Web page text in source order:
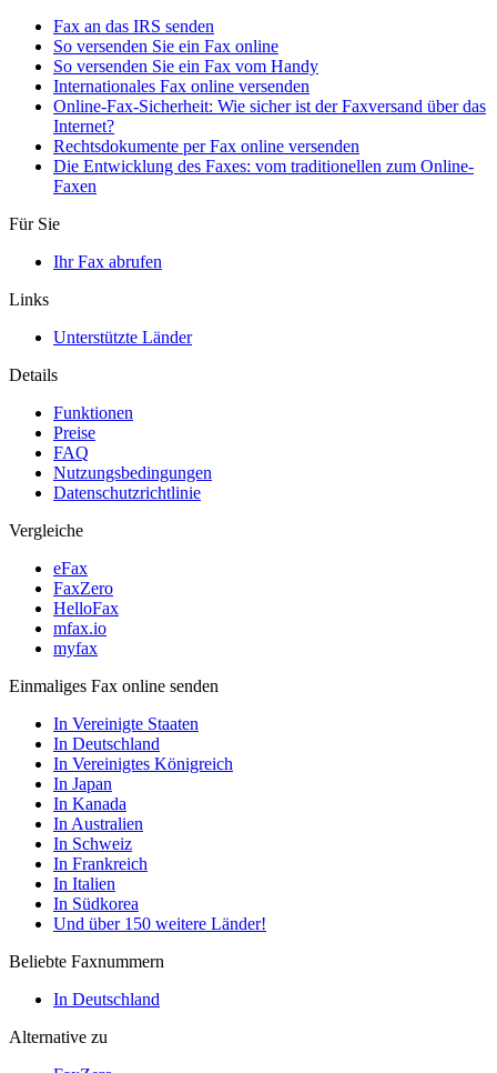
Fax an das IRS senden
So versenden Sie ein Fax online
So versenden Sie ein Fax vom Handy
Internationales Fax online versenden
Online-Fax-Sicherheit: Wie sicher ist der Faxversand über das
Internet?
Rechtsdokumente per Fax online versenden
Die Entwicklung des Faxes: vom traditionellen zum Online-
Faxen
Für Sie
Ihr Fax abrufen
Links
Unterstützte Länder
Details
Funktionen
Preise
FAQ
Nutzungsbedingungen
Datenschutzrichtlinie
Vergleiche
eFax
FaxZero
HelloFax
mfax.io
myfax
Einmaliges Fax online senden
In Vereinigte Staaten
In Deutschland
In Vereinigtes Königreich
In Japan
In Kanada
In Australien
In Schweiz
In Frankreich
In Italien
In Südkorea
Und über 150 weitere Länder!
Beliebte Faxnummern
In Deutschland
Alternative zu